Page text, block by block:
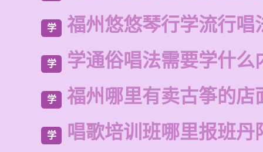
学 福州悠悠琴行学流行唱
学 学通俗唱法需要学什么
学 福州哪里有卖古筝的店
学 唱歌培训班哪里报班丹